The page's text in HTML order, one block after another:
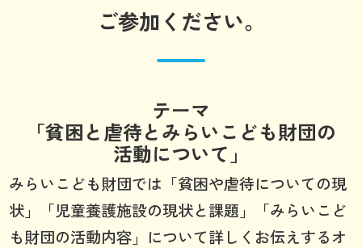
ご参加ください。
テーマ
「貧困と虐待とみらいこども財団の
活動について」
みらいこども財団では「貧困や虐待についての現
状」「児童養護施設の現状と課題」「みらいこど
も財団の活動内容」について詳しくお伝えするオ